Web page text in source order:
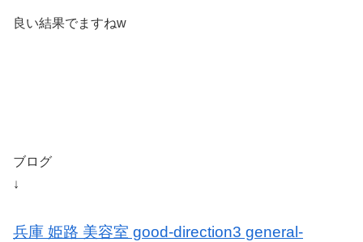
良い結果でますねw
ブログ
↓
兵庫 姫路 美容室 good-direction3 general-